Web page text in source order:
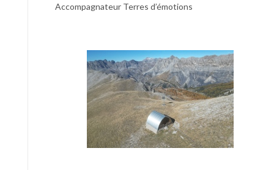
Accompagnateur Terres d’émotions